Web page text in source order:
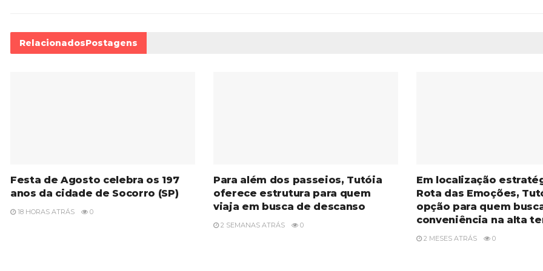
RelacionadosPostagens
Festa de Agosto celebra os 197
anos da cidade de Socorro (SP)
18 HORAS ATRÁS 0
Para além dos passeios, Tutóia
oferece estrutura para quem
viaja em busca de descanso
2 SEMANAS ATRÁS 0
Em localização
Rota das Emoções,
opção para quem
conveniência na alta
2 MESES ATRÁS 0